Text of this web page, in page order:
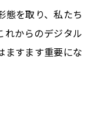
態を取り、私たち
れからのデジタル
ますます重要にな